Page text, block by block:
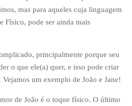
mas para aqueles cuja linguagem
Físico, pode ser ainda mais
principalmente porque seu
o que ele(a) quer, e isso pode criar
um exemplo de João e Jane!
de João é o toque físico. O último